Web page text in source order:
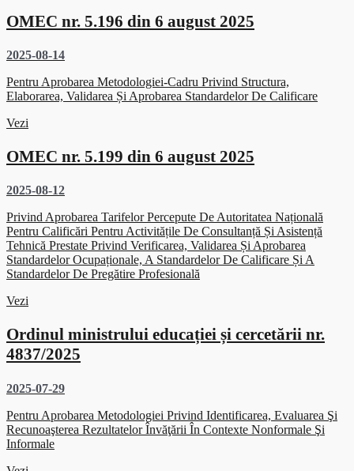
OMEC nr. 5.196 din 6 august 2025
2025-08-14
Pentru Aprobarea Metodologiei-Cadru Privind Structura,
Elaborarea, Validarea Și Aprobarea Standardelor De Calificare
Vezi
OMEC nr. 5.199 din 6 august 2025
2025-08-12
Privind Aprobarea Tarifelor Percepute De Autoritatea Națională
Pentru Calificări Pentru Activitățile De Consultanță Și Asistență
Tehnică Prestate Privind Verificarea, Validarea Și Aprobarea
Standardelor Ocupaționale, A Standardelor De Calificare Și A
Standardelor De Pregătire Profesională
Vezi
Ordinul ministrului educației și cercetării nr.
4837/2025
2025-07-29
Pentru Aprobarea Metodologiei Privind Identificarea, Evaluarea Şi
Recunoaşterea Rezultatelor Învăţării În Contexte Nonformale Şi
Informale